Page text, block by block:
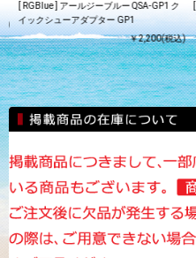
)
[ RGBlue ] アールジーブルー QSA-GP1 ク
イックシューアダプター GP1
￥2,200(税込)